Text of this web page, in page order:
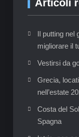
Articoli
Il putting nel
migliorare il
Vestirsi da
Grecia,
nell’estate
Costa del
Spagna